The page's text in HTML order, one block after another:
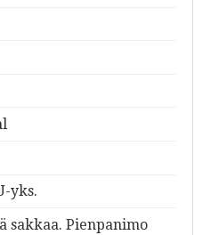
yks.
sakkaa. Pienpanimo